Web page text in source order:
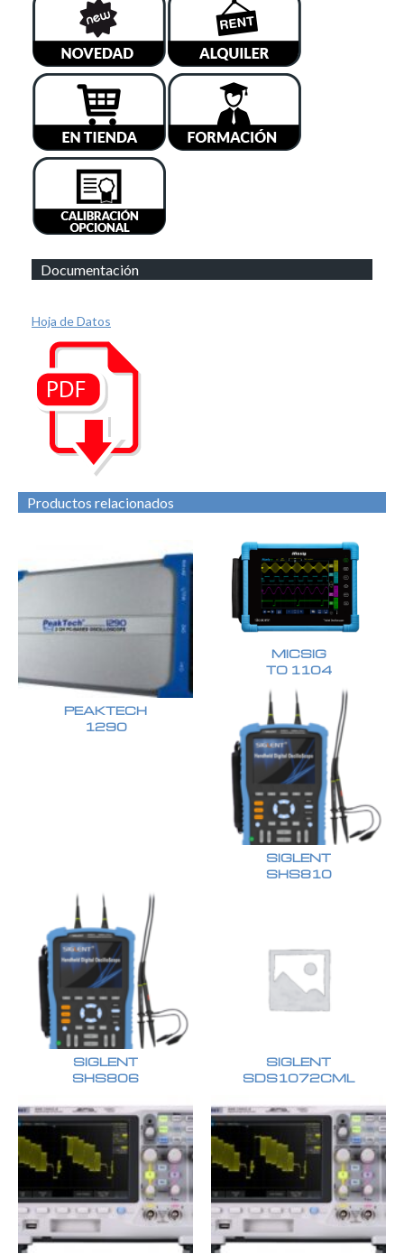
Documentación
Hoja de Datos
Productos relacionados
PEAKTECH
1290
MICSIG
TO 1104
SIGLENT
SHS810
SIGLENT
SHS806
SIGLENT
SDS1072CML